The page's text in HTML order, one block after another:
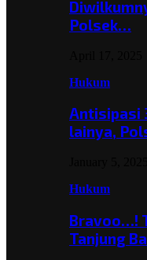
Polsek…
Hukum
Antisipasi
lainya,
Hukum
Bravoo…!
Tanjung